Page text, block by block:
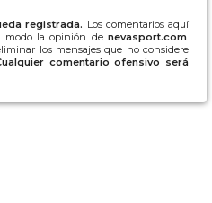
registrada. Los comentarios aquí
modo la opinión de nevasport.com.
los mensajes que no considere
comentario ofensivo será